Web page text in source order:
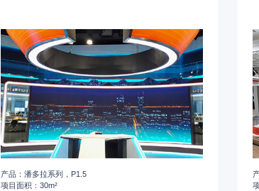
产品：潘多拉系列，P1.5
项目面积：30m²